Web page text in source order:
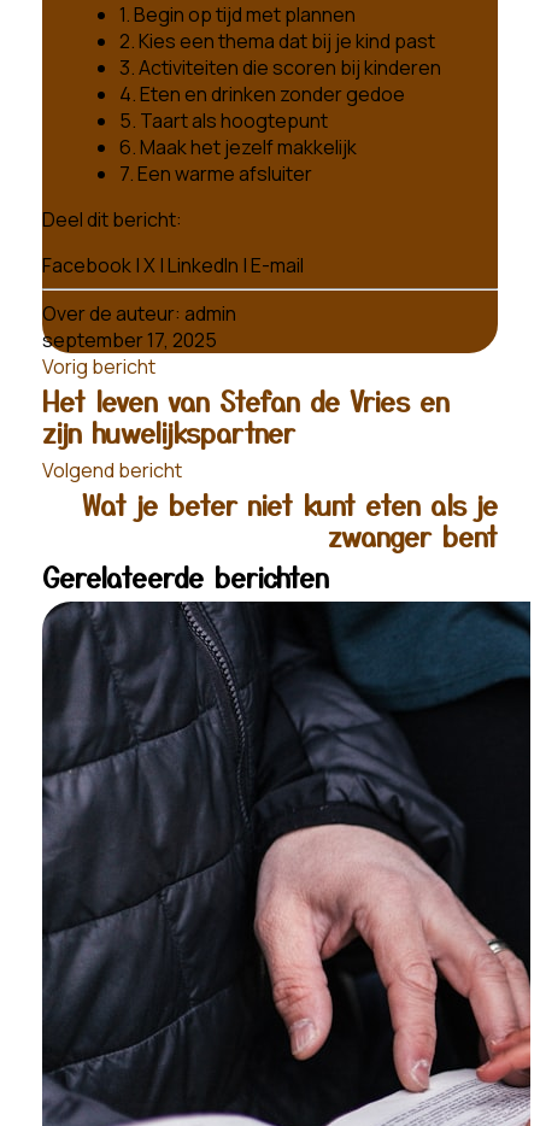
1. Begin op tijd met plannen
2. Kies een thema dat bij je kind past
3. Activiteiten die scoren bij kinderen
4. Eten en drinken zonder gedoe
5. Taart als hoogtepunt
6. Maak het jezelf makkelijk
7. Een warme afsluiter
Deel dit bericht:
Facebook|X|LinkedIn |E-mail
Over de auteur: admin
september 17, 2025
Vorig bericht
Het leven van Stefan de Vries en
zijn huwelijkspartner
Volgend bericht
Wat je beter niet kunt eten als je
zwanger bent
Gerelateerde berichten